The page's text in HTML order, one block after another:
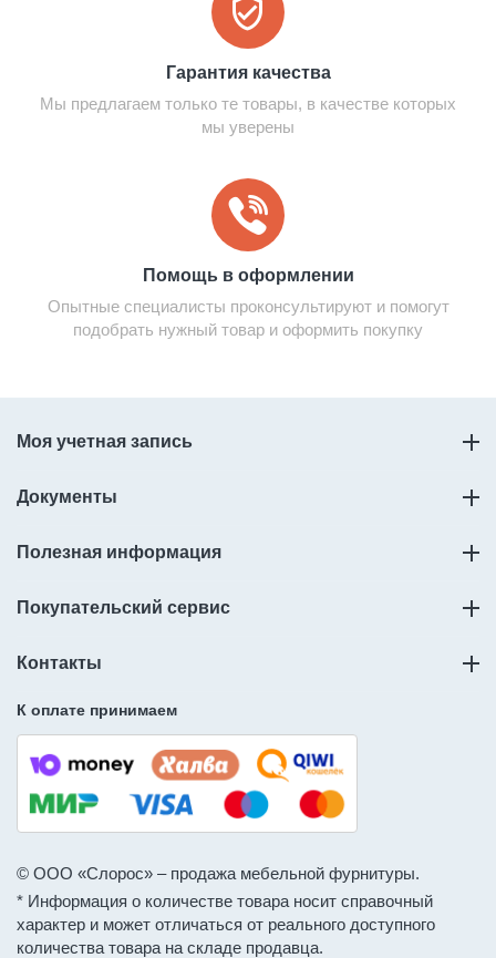
Гарантия качества
Мы предлагаем только те товары, в качестве которых
мы уверены
Помощь в оформлении
Опытные специалисты проконсультируют и помогут
подобрать нужный товар и оформить покупку
Моя учетная запись
Документы
Полезная информация
Покупательский сервис
Контакты
К оплате принимаем
© ООО «Слорос» – продажа мебельной фурнитуры.
* Информация о количестве товара носит справочный
характер и может отличаться от реального доступного
количества товара на складе продавца.